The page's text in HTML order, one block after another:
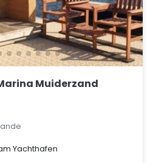
Muiderzand
Yachthafen